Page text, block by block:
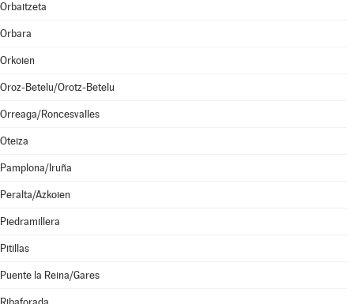
Orbaitzeta
Orbara
Orkoien
Oroz-Betelu/Orotz-Betelu
Orreaga/Roncesvalles
Oteiza
Pamplona/Iruña
Peralta/Azkoien
Piedramillera
Pitillas
Puente la Reina/Gares